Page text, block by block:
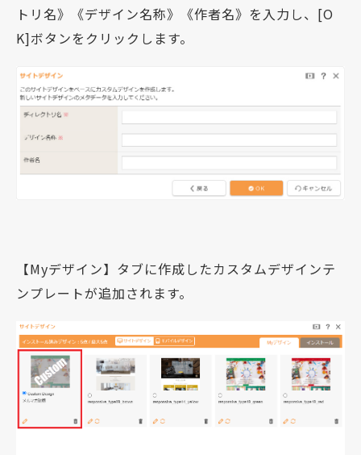
トリ名》《デザイン名称》《作者名》を入力し、[O
K]ボタンをクリックします。
【Myデザイン】タブに作成したカスタムデザインテ
ンプレートが追加されます。